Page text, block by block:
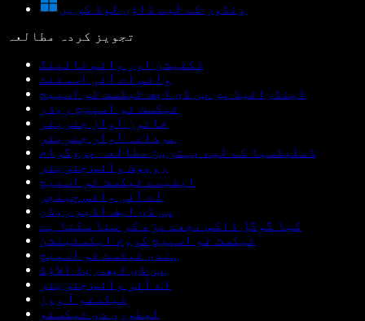
ونڈوز کے لیے ڈاؤن لوڈ کریں
تجویز کردہ مطالعہ
ڈکٹیشن اور وائس ٹائپنگ
وائس اے آئی اسسٹنٹ
اینڈرائیڈ پر پی ڈی ایف ٹیکسٹ ٹو اسپیچ
ٹیکسٹ ٹو اسپیچ ریڈر
خاتون آواز جنریٹر
مردانہ آواز جنریٹر
ڈسلیکسیا کے لیے بہترین مطالعہ پروگرام
روبوٹ وائس جنریٹر
اینیمے ٹیکسٹ ٹو اسپیچ
اے آئی وائس چینجر
پی ڈی ایف آڈیو ریڈر
کیا گوگل ڈاکس مجھے پڑھ کر سنا سکتا ہے
ٹیکسٹ ٹو اسپیچ کروم ایکسٹینشن
ہندی ٹیکسٹ ٹو اسپیچ
پی ڈی ایف ریڈ الاؤڈ
اے آئی وائس جنریٹر
ٹیکستو آ ووز
لیطوری دی ٹیکسٹو